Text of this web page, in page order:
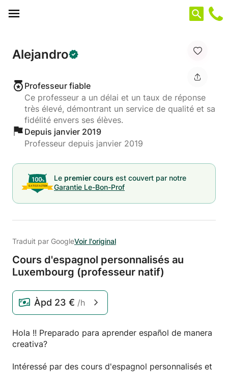
Alejandro
Professeur fiable
Ce professeur a un délai et un taux de réponse
très élevé, démontrant un service de qualité et sa
fidélité envers ses élèves.
Depuis janvier 2019
Professeur depuis janvier 2019
Le premier cours est couvert par notre
Garantie Le-Bon-Prof
Traduit par GoogleVoir l'original
Cours d'espagnol personnalisés au
Luxembourg (professeur natif)
Àpd 23 € /h
Hola !! Preparado para aprender español de manera
creativa?
Intéressé par des cours d'espagnol personnalisés et